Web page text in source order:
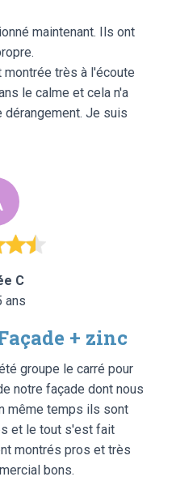
maintenant. Ils ont
très à l'écoute
le calme et cela n'a
Je suis
C
ans
+ zinc
groupe le carré pour
notre façade dont nous
même temps ils sont
et le tout s'est fait
montrés pros et très
bons.